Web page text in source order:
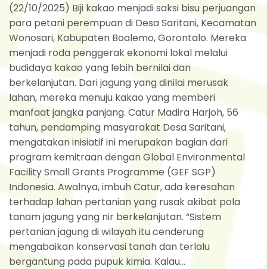
(22/10/2025) Biji kakao menjadi saksi bisu perjuangan
para petani perempuan di Desa Saritani, Kecamatan
Wonosari, Kabupaten Boalemo, Gorontalo. Mereka
menjadi roda penggerak ekonomi lokal melalui
budidaya kakao yang lebih bernilai dan
berkelanjutan. Dari jagung yang dinilai merusak
lahan, mereka menuju kakao yang memberi
manfaat jangka panjang. Catur Madira Harjoh, 56
tahun, pendamping masyarakat Desa Saritani,
mengatakan inisiatif ini merupakan bagian dari
program kemitraan dengan Global Environmental
Facility Small Grants Programme (GEF SGP)
Indonesia. Awalnya, imbuh Catur, ada keresahan
terhadap lahan pertanian yang rusak akibat pola
tanam jagung yang nir berkelanjutan. “Sistem
pertanian jagung di wilayah itu cenderung
mengabaikan konservasi tanah dan terlalu
bergantung pada pupuk kimia. Kalau...